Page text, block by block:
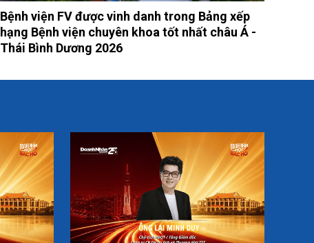
Bệnh viện FV được vinh danh trong Bảng xếp
hạng Bệnh viện chuyên khoa tốt nhất châu Á -
Thái Bình Dương 2026